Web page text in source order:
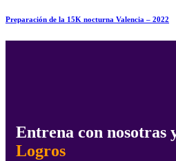
Preparación de la 15K nocturna Valencia – 2022
Entrena con nosotras
Logros